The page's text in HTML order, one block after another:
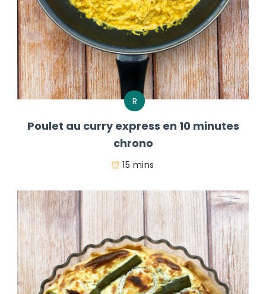
R
Poulet au curry express en 10 minutes
chrono
15 mins